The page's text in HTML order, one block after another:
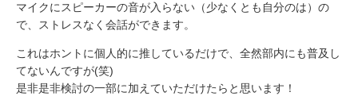
マイクにスピーカーの音が入らない（少なくとも自分のは）の
で、ストレスなく会話ができます。
これはホントに個人的に推しているだけで、全然部内にも普及し
てないんですが(笑)
是非是非検討の一部に加えていただけたらと思います！